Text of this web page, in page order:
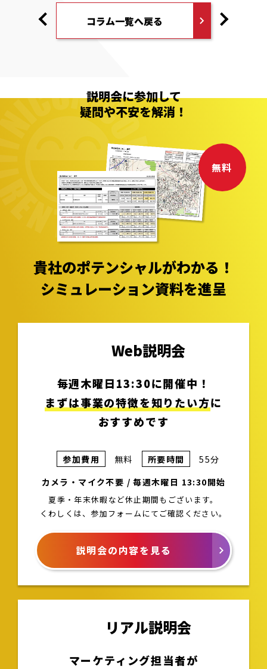
コラム一覧へ戻る
説明会に参加して
疑問や不安を解消！
無料
貴社のポテンシャルがわかる！
シミュレーション資料を進呈
Web説明会
毎週木曜日13:30に開催中！
まずは事業の特徴を知りたい方に
おすすめです
参加費用 無料 所要時間
55分
カメラ・マイク不要 / 毎週木曜日 13:30開始
夏季・年末休暇など休止期間もございます。
くわしくは、参加フォームにてご確認ください。
説明会の内容を見る
リアル説明会
マーケティング担当者が